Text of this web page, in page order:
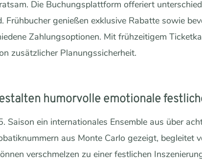
Die Buchungsplattform offeriert
Frühbucher genießen exklusive Rabatte sowie
Zahlungsoptionen. Mit frühzeitigem
zusätzlicher Planungssicherheit.
humorvolle emotionale
Saison ein internationales Ensemble aus über
aus Monte Carlo gezeigt, begleitet
verschmelzen zu einer festlichen